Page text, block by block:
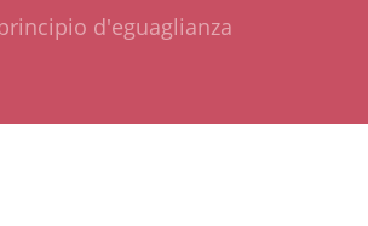
d'eguaglianza